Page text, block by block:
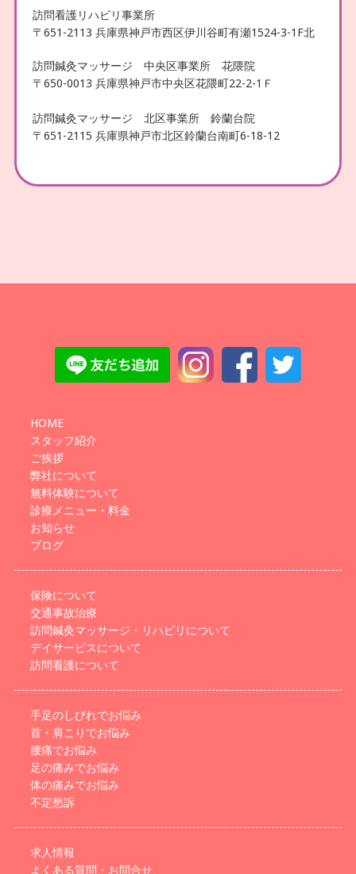
訪問看護リハビリ事業所
〒651-2113 兵庫県神戸市西区伊川谷町有瀬1524-3-1F北
訪問鍼灸マッサージ 中央区事業所 花隈院
〒650-0013 兵庫県神戸市中央区花隈町22-2-1Ｆ
訪問鍼灸マッサージ 北区事業所 鈴蘭台院
〒651-2115 兵庫県神戸市北区鈴蘭台南町6-18-12
HOME
スタッフ紹介
ご挨拶
弊社について
無料体験について
診療メニュー・料金
お知らせ
ブログ
保険について
交通事故治療
訪問鍼灸マッサージ・リハビリについて
デイサービスについて
訪問看護について
手足のしびれでお悩み
首・肩こりでお悩み
腰痛でお悩み
足の痛みでお悩み
体の痛みでお悩み
不定愁訴
求人情報
よくある質問・お問合せ